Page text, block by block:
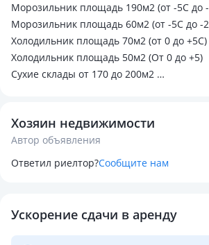
Морозильник площадь 190м2 (от -5С до
Морозильник площадь 60м2 (от -5С до -
Холодильник площадь 70м2 (от 0 до +5С)
Холодильник площадь 50м2 (От 0 до +5)
Сухие склады от 170 до 200м2
Контакты:
Хозяин недвижимости
Автор объявления
Ответил риелтор?Сообщите нам
Ускорение сдачи в аренду